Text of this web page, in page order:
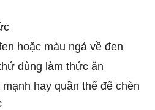
hoặc màu ngả về đen
dùng làm thức ăn
hay quần thể để chèn